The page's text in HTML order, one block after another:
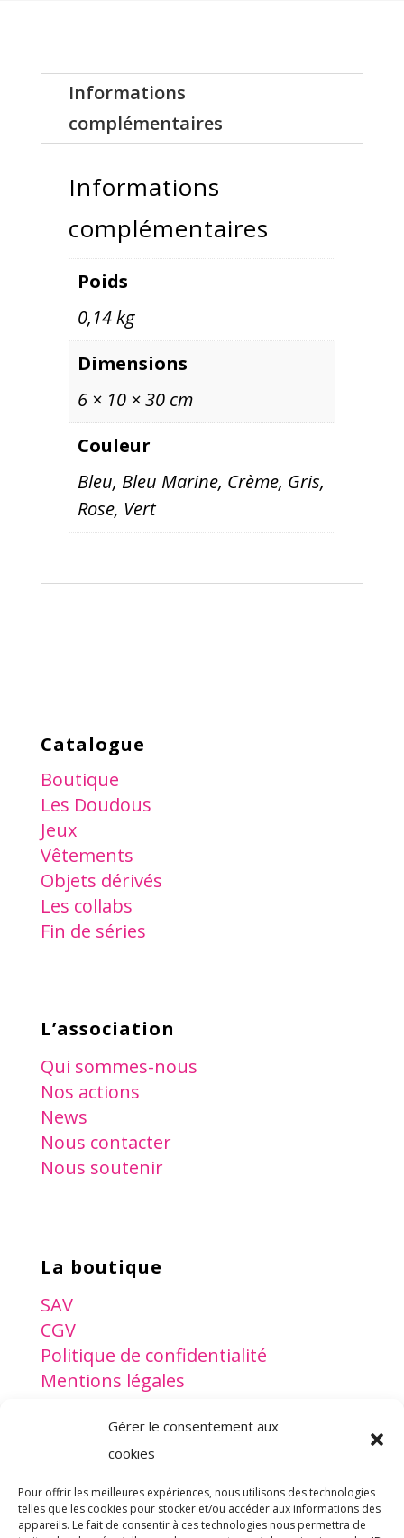
Gérer le consentement aux
cookies
Pour offrir les meilleures expériences, nous utilisons des technologies
telles que les cookies pour stocker et/ou accéder aux informations des
appareils. Le fait de consentir à ces technologies nous permettra de
Informations
complémentaires
Informations
complémentaires
Poids
0,14 kg
Dimensions
6 × 10 × 30 cm
Couleur
Bleu, Bleu Marine, Crème, Gris,
Rose, Vert
Catalogue
Boutique
Les Doudous
Jeux
Vêtements
Objets dérivés
Les collabs
Fin de séries
L’association
Qui sommes-nous
Nos actions
News
Nous contacter
Nous soutenir
La boutique
SAV
CGV
Politique de confidentialité
Mentions légales
www.lesptitsdoudous.org